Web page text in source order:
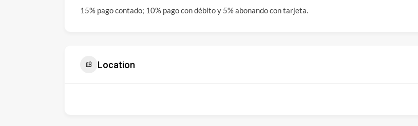
15% pago contado; 10% pago con débito y 5% abonando con tarjeta.
Location